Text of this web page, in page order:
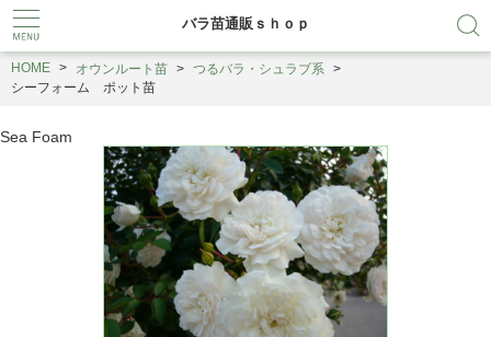
バラ苗通販ｓｈｏｐ
HOME オウンルート苗
つるバラ・シュラブ系
シーフォーム ポット苗
Sea Foam